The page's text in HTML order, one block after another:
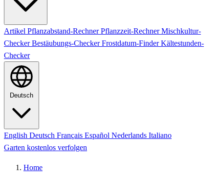
Artikel Pflanzabstand-RechnerPflanzzeit-RechnerMischkultur-
CheckerBestäubungs-CheckerFrostdatum-FinderKältestunden-
Checker
Deutsch
English Deutsch Français Español Nederlands Italiano
Garten kostenlos verfolgen
Home